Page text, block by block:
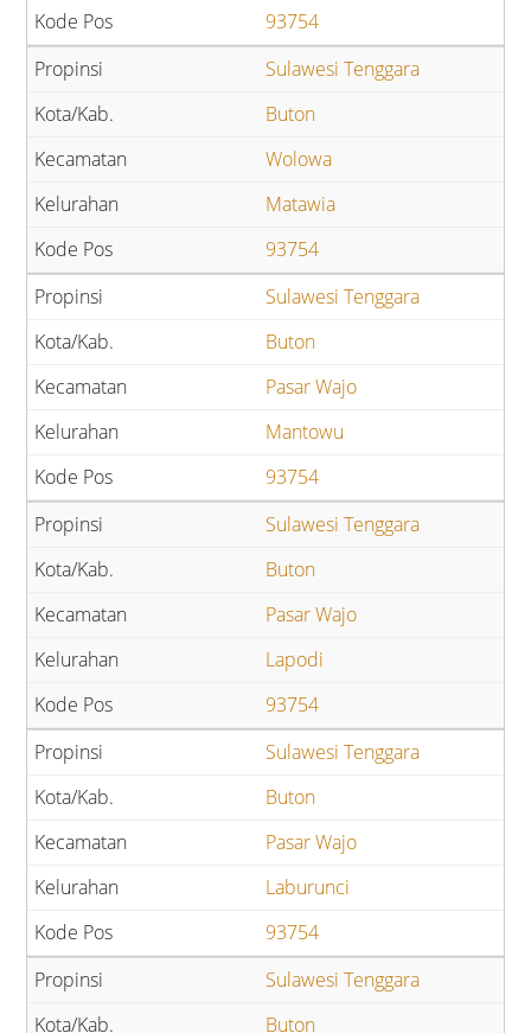
93754
Sulawesi Tenggara
Buton
Wolowa
Matawia
93754
Sulawesi Tenggara
Buton
Pasar Wajo
Mantowu
93754
Sulawesi Tenggara
Buton
Pasar Wajo
Lapodi
93754
Sulawesi Tenggara
Buton
Pasar Wajo
Laburunci
93754
Sulawesi Tenggara
Buton